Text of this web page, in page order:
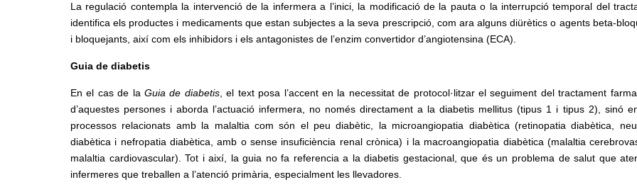
La regulació contempla la intervenció de la infermera a l’inici, la modificació de la pauta o la interrupció temporal del
identifica els productes i medicaments que estan subjectes a la seva prescripció, com ara alguns diürètics o agents beta-
i bloquejants, així com els inhibidors i els antagonistes de l’enzim convertidor d’angiotensina (ECA).
Guia de diabetis
En el cas de laGuia de diabetis, el text posa l’accent en la necessitat de protocol·litzar el seguiment del tractament
d’aquestes persones i aborda l’actuació infermera, no només directament a la diabetis mellitus (tipus 1 i tipus 2), sinó
processos relacionats amb la malaltia com són el peu diabètic, la microangiopatia diabètica (retinopatia diabètica,
diabètica i nefropatia diabètica, amb o sense insuficiència renal crònica) i la macroangiopatia diabètica (malaltia
malaltia cardiovascular). Tot i així, la guia no fa referencia a la diabetis gestacional, que és un problema de salut que
infermeres que treballen a l’atenció primària, especialment les llevadores.